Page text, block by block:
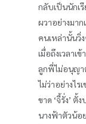
กลับเป็นนักเ
ผวาอย่างมา
คนเหล่านั้นวิ่
เมื่อถึงเวลา
ลูกพี่ไม่อนุญา
ไม่ว่าอย่างไร
ขาด ‘จี้รั่ง’ ตั้
นางฟ้าตัวน้อ